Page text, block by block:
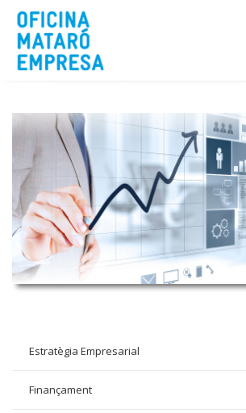
Estratègia Empresarial
Finançament